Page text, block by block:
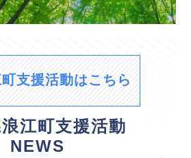
支援活動はこちら
江町支援活動
NEWS